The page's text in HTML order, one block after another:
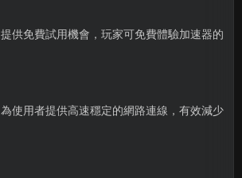
提供免費試用機會，玩家可免費體驗加速器的
為使用者提供高速穩定的網路連線，有效減少